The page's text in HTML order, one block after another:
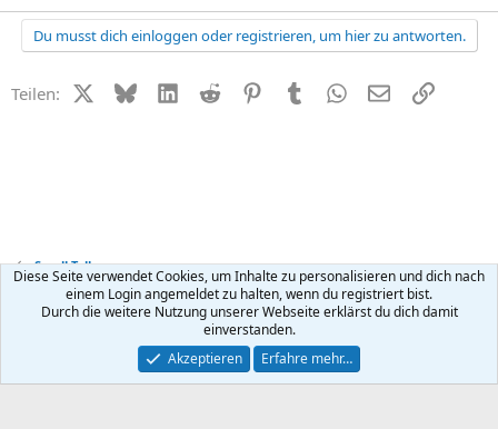
Du musst dich einloggen oder registrieren, um hier zu antworten.
Teilen: X (Twitter)
BlueskyLinkedIn
Reddit PinterestTumblr WhatsApp
E-MailLink
Small Talk
Kontakt Nutzungsbedingungen Datenschutz Hilfe
R
Community platform by XenForo ® © 2010-2026 XenForo Ltd.
Diese Seite verwendet Cookies, um Inhalte zu personalisieren und dich nach
einem Login angemeldet zu halten, wenn du registriert bist.
Durch die weitere Nutzung unserer Webseite erklärst du dich damit
einverstanden.
Akzeptieren
Erfahre mehr…